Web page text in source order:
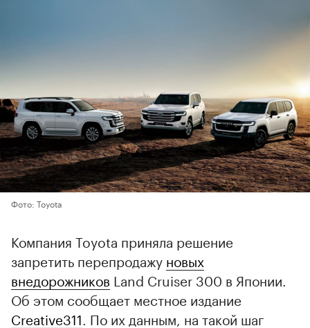
Фото: Toyota
Компания Toyota приняла решение
запретить перепродажу новых
внедорожников Land Cruiser 300 в Японии.
Об этом сообщает местное издание
Creative311 . По их данным, на такой шаг